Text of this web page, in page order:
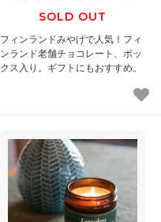
SOLD OUT
フィンランドみやげで人気！フィ
ンランド老舗チョコレート、ボッ
クス入り。ギフトにもおすすめ。